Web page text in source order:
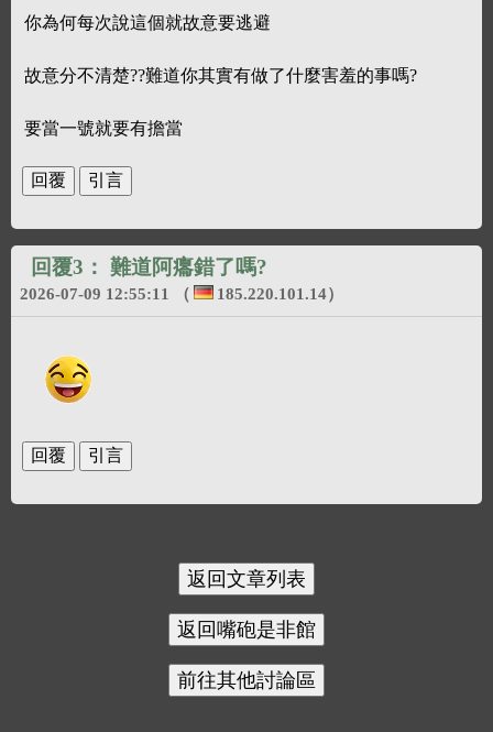
你為何每次說這個就故意要逃避
故意分不清楚??難道你其實有做了什麼害羞的事嗎?
要當一號就要有擔當
回覆3： 難道阿癟錯了嗎?
2026-07-09 12:55:11 （ 185.220.101.14）